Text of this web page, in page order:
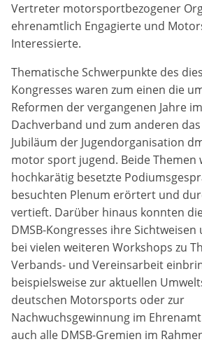
Vertreter motorsportbezogener
ehrenamtlich Engagierte und
Interessierte.
Thematische Schwerpunkte des
Kongresses waren zum einen die
Reformen der vergangenen Jahre
Dachverband und zum anderen
Jubiläum der Jugendorganisation
motor sport jugend. Beide Themen
hochkarätig besetzte
besuchten Plenum erörtert und
vertieft. Darüber hinaus konnten
DMSB-Kongresses ihre
bei vielen weiteren Workshops zu
Verbands- und Vereinsarbeit
beispielsweise zur aktuellen
deutschen Motorsports oder zur
Nachwuchsgewinnung im
auch alle DMSB-Gremien im
Background Image
gw-cookie-bgimage
Anbieter:
DMSB
Zweck:
Dieser Cookie speichert
verwendeten Hintergrundbildern
Cookie Laufzeit:
24 Stunden
Cookie Consent
cookie_consent